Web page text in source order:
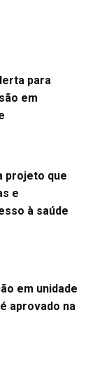
para
em
projeto que
e
à saúde
em unidade
aprovado na